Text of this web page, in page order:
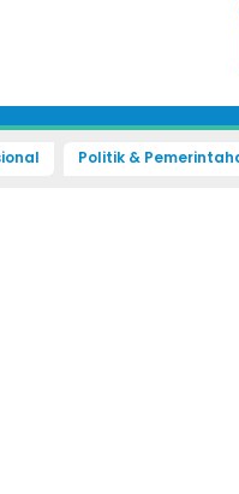
Politik &